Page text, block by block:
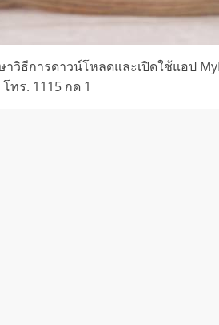
วิธีการดาวน์โหลดและเปิดใช้แอป
ทร. 1115 กด 1